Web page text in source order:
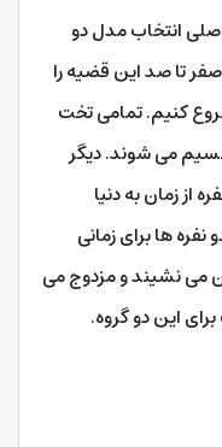
انتخاب مدل دو
تا صد این قضیه را
کنیم. تمامی تخت
می شوند. دیگر
از زمان به دنیا
ها برای زمانی
می نشیند و مزدوج می
این دو گروه.